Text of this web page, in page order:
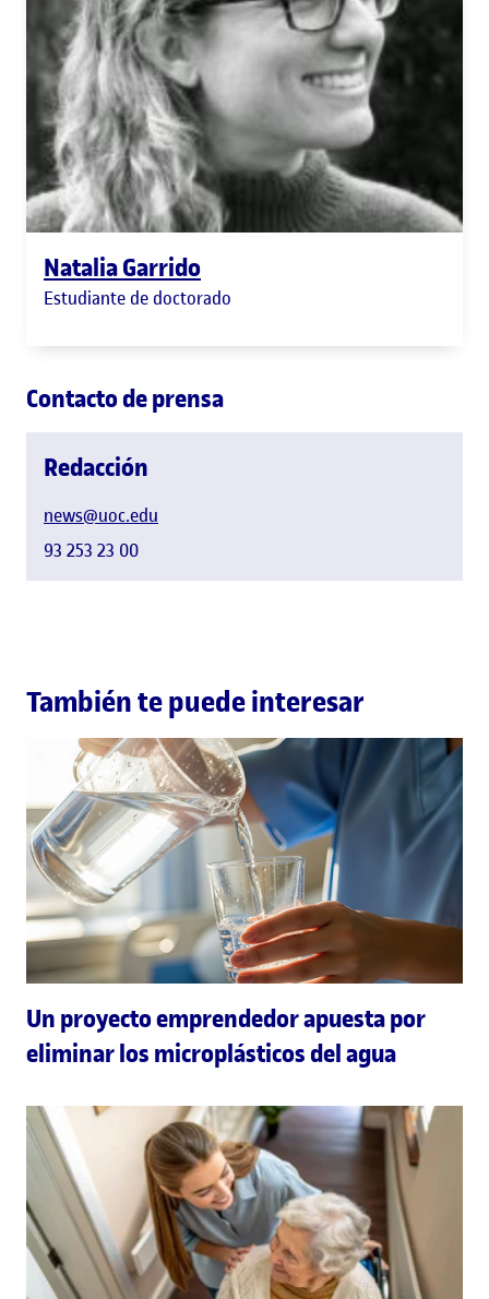
Natalia Garrido
Estudiante de doctorado
Contacto de prensa
Redacción
news@uoc.edu
93 253 23 00
También te puede interesar
Un proyecto emprendedor apuesta por
eliminar los microplásticos del agua